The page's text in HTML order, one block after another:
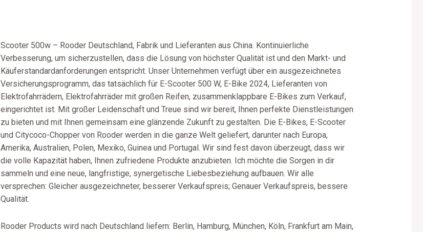
Scooter 500w – Rooder Deutschland, Fabrik und Lieferanten aus China. Kontinuierliche
Verbesserung, um sicherzustellen, dass die Lösung von höchster Qualität ist und den Markt- und
Käuferstandardanforderungen entspricht. Unser Unternehmen verfügt über ein ausgezeichnetes
Versicherungsprogramm, das tatsächlich für E-Scooter 500 W, E-Bike 2024, Lieferanten von
Elektrofahrrädern, Elektrofahrräder mit großen Reifen, zusammenklappbare E-Bikes zum Verkauf,
eingerichtet ist. Mit großer Leidenschaft und Treue sind wir bereit, Ihnen perfekte Dienstleistungen
zu bieten und mit Ihnen gemeinsam eine glänzende Zukunft zu gestalten. Die E-Bikes, E-Scooter
und Citycoco-Chopper von Rooder werden in die ganze Welt geliefert, darunter nach Europa,
Amerika, Australien, Polen, Mexiko, Guinea und Portugal. Wir sind fest davon überzeugt, dass wir
die volle Kapazität haben, Ihnen zufriedene Produkte anzubieten. Ich möchte die Sorgen in dir
sammeln und eine neue, langfristige, synergetische Liebesbeziehung aufbauen. Wir alle
versprechen: Gleicher ausgezeichneter, besserer Verkaufspreis; Genauer Verkaufspreis, bessere
Qualität.
Rooder Products wird nach Deutschland liefern: Berlin, Hamburg, München, Köln, Frankfurt am Main,